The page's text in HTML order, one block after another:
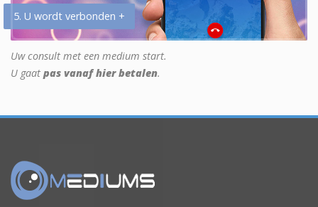
5. U wordt verbonden +
Uw consult met een medium start.
U gaat pas vanaf hier betalen.